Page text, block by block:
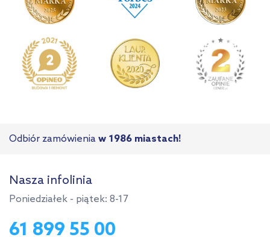
Odbiór zamówienia w 1986 miastach!
Nasza infolinia
Poniedziałek - piątek: 8-17
61 899 55 00